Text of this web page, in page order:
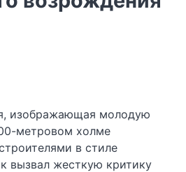
изображающая молодую
метровом холме
в стиле
вызвал жесткую критику